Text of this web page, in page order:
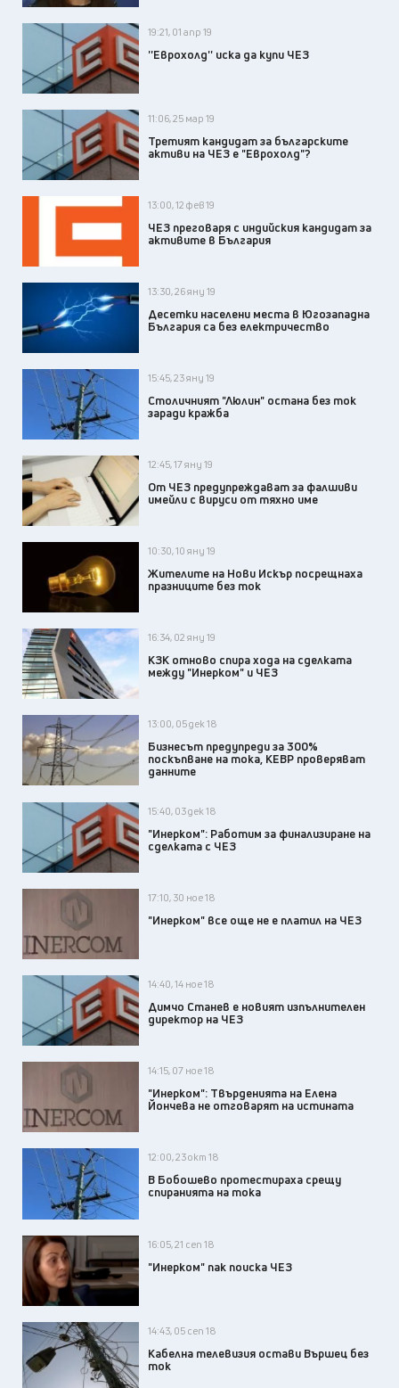
19:21, 01 апр 19
''Еврохолд'' иска да купи ЧЕЗ
11:06, 25 мар 19
Третият кандидат за българските
активи на ЧЕЗ е "Еврохолд"?
13:00, 12 фев 19
ЧЕЗ преговаря с индийския кандидат за
активите в България
13:30, 26 яну 19
Десетки населени места в Югозападна
България са без електричество
15:45, 23 яну 19
Столичният "Люлин" остана без ток
заради кражба
12:45, 17 яну 19
От ЧЕЗ предупреждават за фалшиви
имейли с вируси от тяхно име
10:30, 10 яну 19
Жителите на Нови Искър посрещнаха
празниците без ток
16:34, 02 яну 19
КЗК отново спира хода на сделката
между "Инерком" и ЧЕЗ
13:00, 05 дек 18
Бизнесът предупреди за 300%
поскъпване на тока, КЕВР проверяват
данните
15:40, 03 дек 18
"Инерком": Работим за финализиране на
сделката с ЧЕЗ
17:10, 30 ное 18
"Инерком" все още не е платил на ЧЕЗ
14:40, 14 ное 18
Димчо Станев е новият изпълнителен
директор на ЧЕЗ
14:15, 07 ное 18
"Инерком": Твърденията на Елена
Йончева не отговарят на истината
12:00, 23 окт 18
В Бобошево протестираха срещу
спиранията на тока
16:05, 21 сеп 18
"Инерком" пак поиска ЧЕЗ
14:43, 05 сеп 18
Кабелна телевизия остави Вършец без
ток